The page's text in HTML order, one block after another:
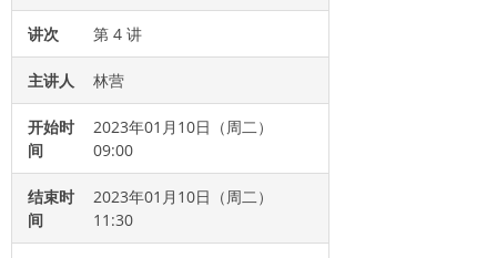
讲次 第 4 讲
主讲人 林营
开始时
间
2023年01月10日（周二）
09:00
结束时
间
2023年01月10日（周二）
11:30